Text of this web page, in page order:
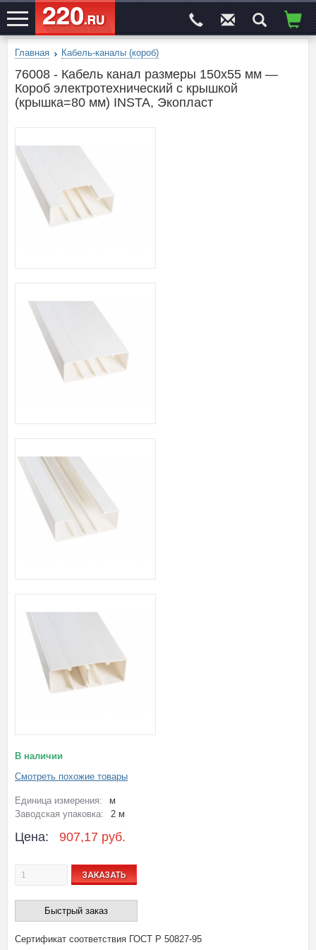
ЭЛЕКТРОСАЙТ№1
Главная Кабель-каналы (короб)
76008 - Кабель канал размеры 150x55 мм —
Короб электротехнический с крышкой
(крышка=80 мм) INSTA, Экопласт
В наличии
Смотреть похожие товары
Единица измерения:
м
Заводская упаковка:
2 м
Цена: 907,17 руб.
ЗАКАЗАТЬ
Быстрый заказ
Сертификат соответствия ГОСТ Р 50827-95